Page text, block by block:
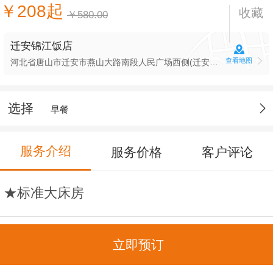
￥208起 ￥580.00 收藏
迁安锦江饭店
河北省唐山市迁安市燕山大路南段人民广场西侧(迁安锦江饭店(燕山大路店)) 查看地图
选择 早餐
服务介绍 服务价格 客户评论
★标准大床房
立即预订